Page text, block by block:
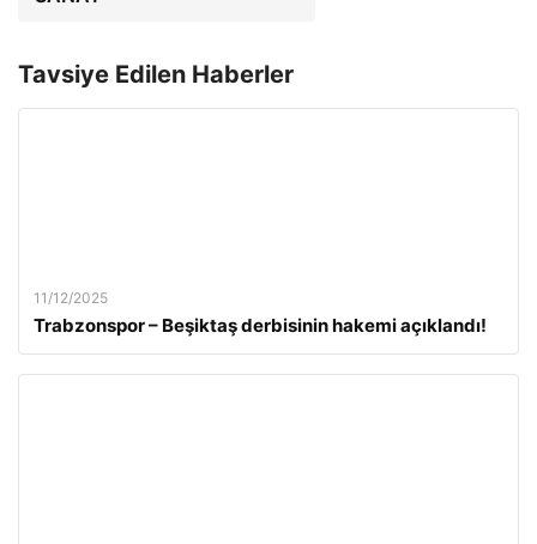
Tavsiye Edilen Haberler
11/12/2025
Trabzonspor – Beşiktaş derbisinin hakemi açıklandı!